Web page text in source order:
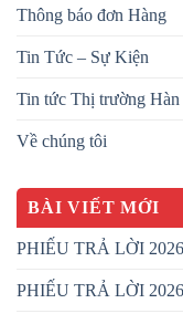
Thông báo đơn Hàng
Tin Tức – Sự Kiện
Tin tức Thị trường Hàn
Về chúng tôi
BÀI VIẾT MỚI
PHIẾU TRẢ LỜI
PHIẾU TRẢ LỜI